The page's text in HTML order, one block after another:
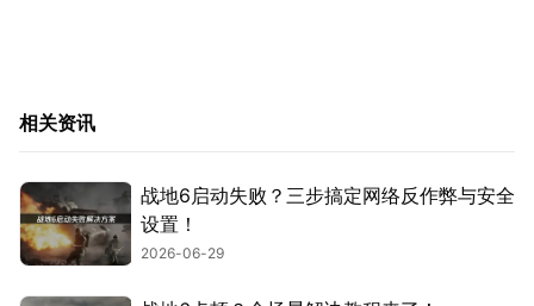
相关资讯
战地6启动失败？三步搞定网络反作弊与安全
设置！
2026-06-29